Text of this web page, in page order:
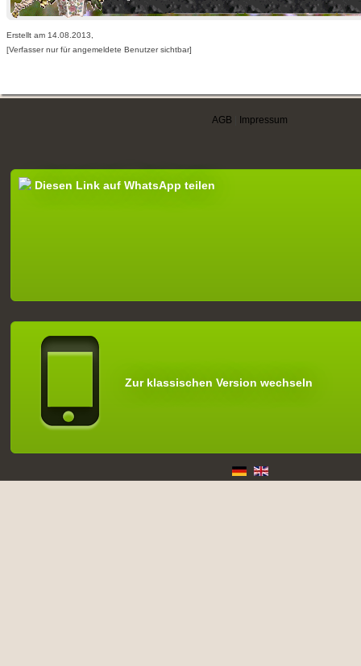
Erstellt am 14.08.2013,
[Verfasser nur für angemeldete Benutzer sichtbar]
AGB Impressum
Diesen Link auf WhatsApp teilen
Zur klassischen Version wechseln